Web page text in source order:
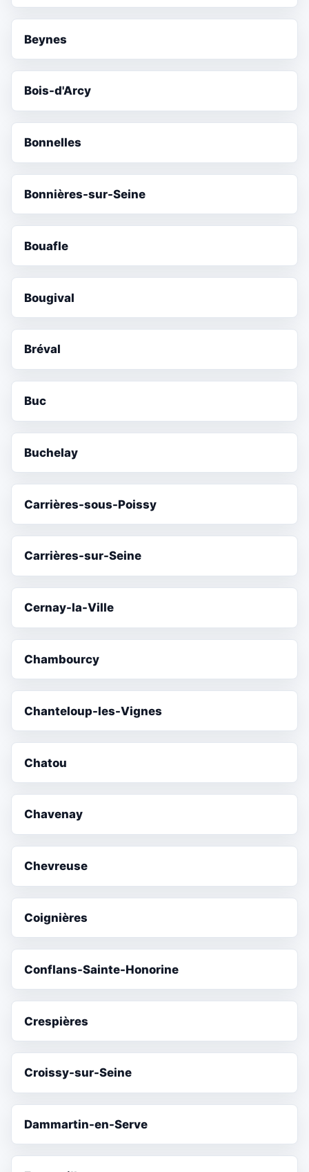
Beynes
Bois-d'Arcy
Bonnelles
Bonnières-sur-Seine
Bouafle
Bougival
Bréval
Buc
Buchelay
Carrières-sous-Poissy
Carrières-sur-Seine
Cernay-la-Ville
Chambourcy
Chanteloup-les-Vignes
Chatou
Chavenay
Chevreuse
Coignières
Conflans-Sainte-Honorine
Crespières
Croissy-sur-Seine
Dammartin-en-Serve